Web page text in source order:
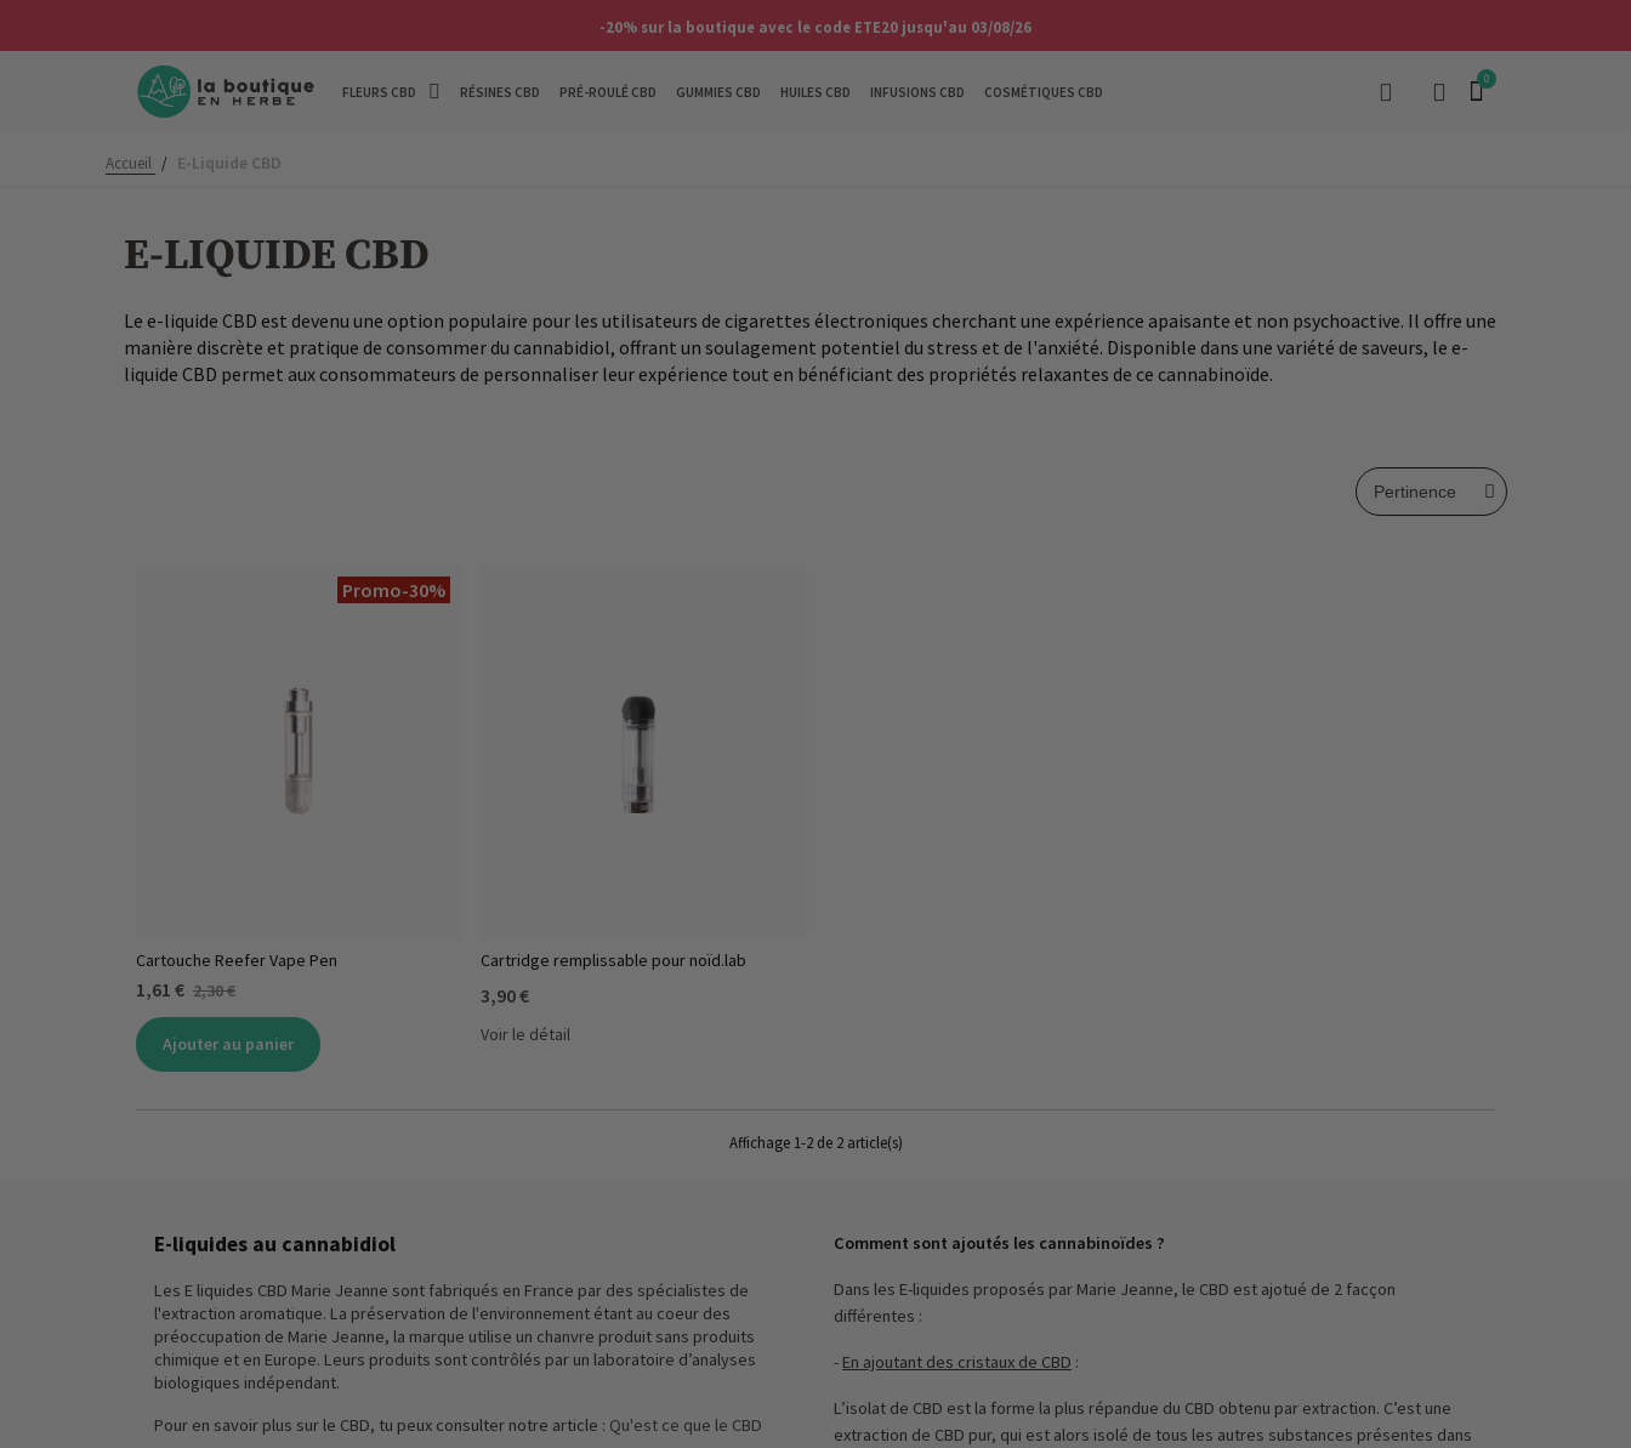
-20% sur la boutique avec le code ETE20 jusqu'au 03/08/26
FLEURS CBD RÉSINES CBD PRÉ-ROULÉ CBD GUMMIES CBD HUILES CBD INFUSIONS CBD COSMÉTIQUES CBD
Accueil / E-Liquide CBD
E-LIQUIDE CBD
Le e-liquide CBD est devenu une option populaire pour les utilisateurs de cigarettes électroniques cherchant une expérience apaisante et non psychoactive. Il offre une
manière discrète et pratique de consommer du cannabidiol, offrant un soulagement potentiel du stress et de l'anxiété. Disponible dans une variété de saveurs, le e-
liquide CBD permet aux consommateurs de personnaliser leur expérience tout en bénéficiant des propriétés relaxantes de ce cannabinoïde.
Promo-30%
Cartouche Reefer Vape Pen
1,61 € 2,30 €
Ajouter au panier
Cartridge remplissable pour noïd.lab
3,90 €
Voir le détail
Affichage 1-2 de 2 article(s)
E-liquides au cannabidiol
Les E liquides CBD Marie Jeanne sont fabriqués en France par des spécialistes de
l'extraction aromatique. La préservation de l'environnement étant au coeur des
préoccupation de Marie Jeanne, la marque utilise un chanvre produit sans produits
chimique et en Europe. Leurs produits sont contrôlés par un laboratoire d’analyses
biologiques indépendant.
Pour en savoir plus sur le CBD, tu peux consulter notre article : Qu'est ce que le CBD
Comment sont ajoutés les cannabinoïdes ?
Dans les E-liquides proposés par Marie Jeanne, le CBD est ajotué de 2 facçon
différentes :
- En ajoutant des cristaux de CBD :
L’isolat de CBD est la forme la plus répandue du CBD obtenu par extraction. C’est une
extraction de CBD pur, qui est alors isolé de tous les autres substances présentes dans